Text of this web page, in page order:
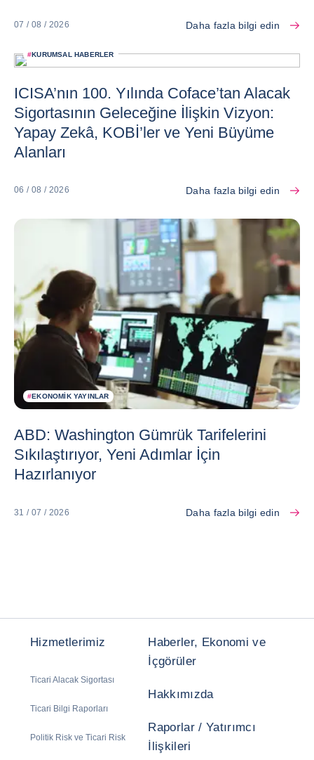
07 / 08 / 2026 Daha fazla bilgi edin
#KURUMSAL HABERLER
ICISA’nın 100. Yılında Coface’tan Alacak
Sigortasının Geleceğine İlişkin Vizyon:
Yapay Zekâ, KOBİ’ler ve Yeni Büyüme
Alanları
06 / 08 / 2026 Daha fazla bilgi edin
#EKONOMIK YAYINLAR
ABD: Washington Gümrük Tarifelerini
Sıkılaştırıyor, Yeni Adımlar İçin
Hazırlanıyor
31 / 07 / 2026 Daha fazla bilgi edin
Hizmetlerimiz
Ticari Alacak Sigortası
Ticari Bilgi Raporları
Politik Risk ve Ticari Risk
Haberler, Ekonomi ve
İçgörüler
Hakkımızda
Raporlar / Yatırımcı
İlişkileri